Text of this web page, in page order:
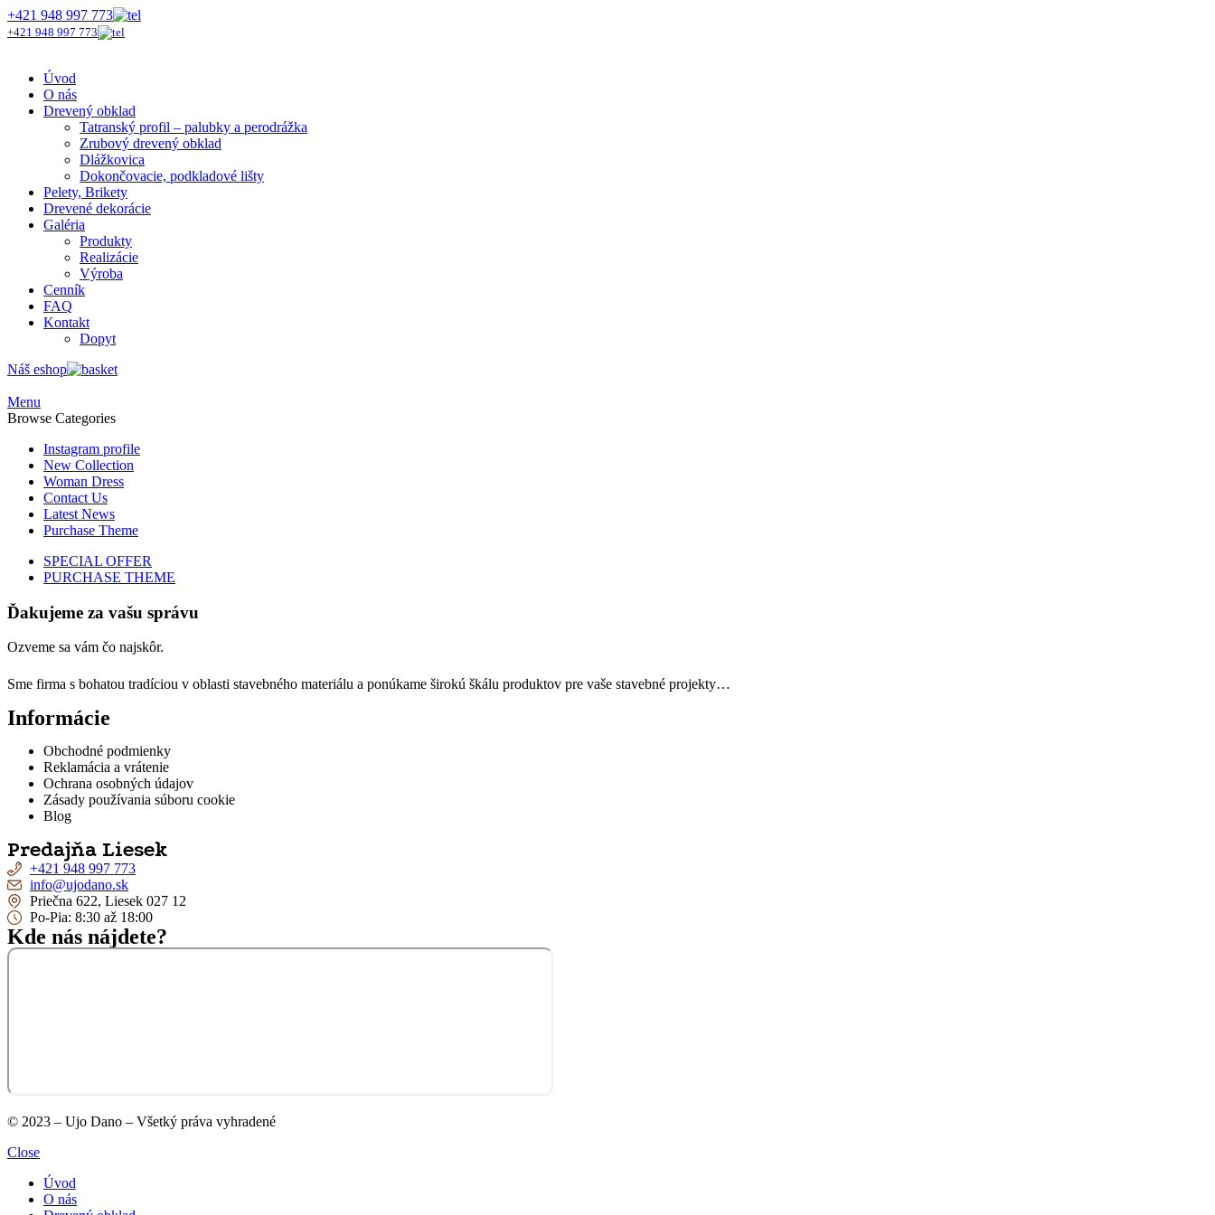
+421 948 997 773
+421 948 997 773
Úvod
O nás
Drevený obklad
Tatranský profil – palubky a perodrážka
Zrubový drevený obklad
Dlážkovica
Dokončovacie, podkladové lišty
Pelety, Brikety
Drevené dekorácie
Galéria
Produkty
Realizácie
Výroba
Cenník
FAQ
Kontakt
Dopyt
Náš eshop
Menu
Browse Categories
Instagram profile
New Collection
Woman Dress
Contact Us
Latest News
Purchase Theme
SPECIAL OFFER
PURCHASE THEME
Ďakujeme za vašu správu
Ozveme sa vám čo najskôr.
Sme firma s bohatou tradíciou v oblasti stavebného materiálu a ponúkame širokú škálu produktov pre vaše stavebné projekty…
Informácie
Obchodné podmienky
Reklamácia a vrátenie
Ochrana osobných údajov
Zásady používania súboru cookie
Blog
Predajňa Liesek
+421 948 997 773
info@ujodano.sk
Priečna 622, Liesek 027 12
Po-Pia: 8:30 až 18:00
Kde nás nájdete?
© 2023 – Ujo Dano – Všetký práva vyhradené
Close
Úvod
O nás